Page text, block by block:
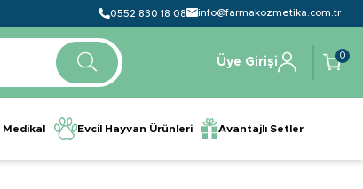
0552 830 18 08 info@farmakozmetika.com.tr
Üye Girişi
0
Medikal Evcil Hayvan Ürünleri Avantajlı Setler